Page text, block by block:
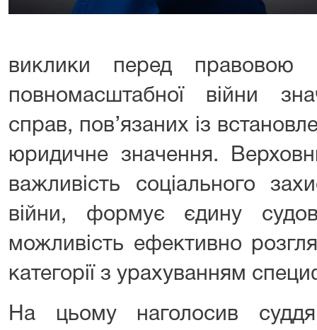
виклики перед
повномасштабної війни
справ, пов’язаних із
юридичне значення.
важливість соціального
війни, формує єдину
можливість ефективно
категорії з урахуванням
На цьому наголосив